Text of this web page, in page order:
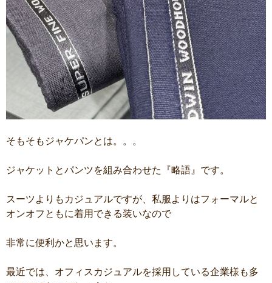
そもそもジャケパンとは。。。
ジャケットとパンツを組み合わせた『略語』です。
スーツよりもカジュアルですが、私服よりはフォーマルと
オンオフともに着用できる装いなので
非常に便利かと思います。
最近では、オフィスカジュアルを採用している企業様も多